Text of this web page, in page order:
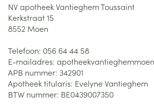
NV apotheek Vantieghem Toussaint
Kerkstraat 15
8552 Moen
Telefoon: 056 64 44 58
E-mailadres:
APB nummer: 342901
Apotheek titularis: Evelyne Vantieghem
BTW nummer: BE0439007350